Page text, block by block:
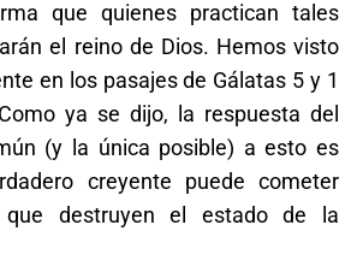
que quienes practican tales
el reino de Dios. Hemos visto
en los pasajes de Gálatas 5 y 1
ya se dijo, la respuesta del
(y la única posible) a esto es
creyente puede cometer
que destruyen el estado de la